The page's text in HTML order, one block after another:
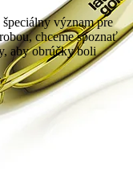
význam pre
chceme spoznať
aby obrúčky boli